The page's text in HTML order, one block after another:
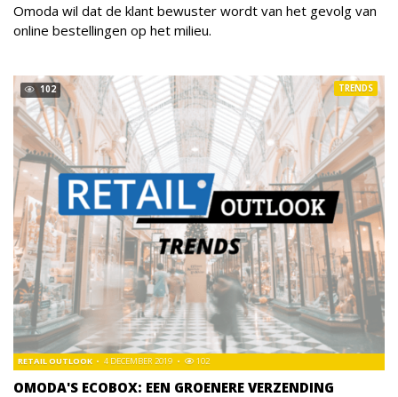
Omoda wil dat de klant bewuster wordt van het gevolg van
online bestellingen op het milieu.
102
OMODA'S ECOBOX: EEN GROENERE VERZENDING
RETAIL OUTLOOK 4 DECEMBER 2019 102
TRENDS